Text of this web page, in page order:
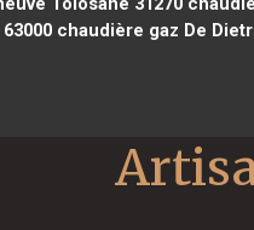
chaudière gaz De